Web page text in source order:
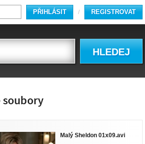
/
PŘIHLÁSIT REGISTROVAT
HLEDEJ
soubory
Malý Sheldon 01x09.avi